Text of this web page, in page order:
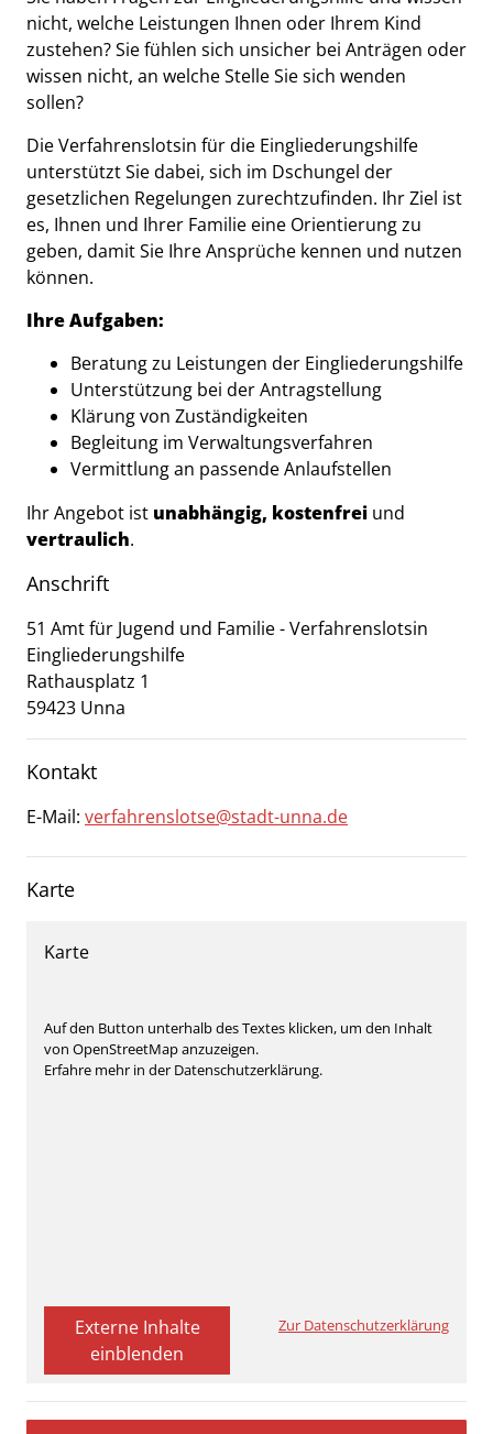
nicht, welche Leistungen Ihnen oder Ihrem Kind
zustehen? Sie fühlen sich unsicher bei Anträgen oder
wissen nicht, an welche Stelle Sie sich wenden
sollen?
Die Verfahrenslotsin für die Eingliederungshilfe
unterstützt Sie dabei, sich im Dschungel der
gesetzlichen Regelungen zurechtzufinden. Ihr Ziel ist
es, Ihnen und Ihrer Familie eine Orientierung zu
geben, damit Sie Ihre Ansprüche kennen und nutzen
können.
Ihre Aufgaben:
Beratung zu Leistungen der Eingliederungshilfe
Unterstützung bei der Antragstellung
Klärung von Zuständigkeiten
Begleitung im Verwaltungsverfahren
Vermittlung an passende Anlaufstellen
Ihr Angebot ist unabhängig, kostenfrei und
vertraulich.
Anschrift
51 Amt für Jugend und Familie - Verfahrenslotsin
Eingliederungshilfe
Rathausplatz 1
59423 Unna
Kontakt
E-Mail: verfahrenslotse@stadt-unna.de
Karte
Karte
Auf den Button unterhalb des Textes klicken, um den Inhalt
von OpenStreetMap anzuzeigen.
Erfahre mehr in der Datenschutzerklärung.
Externe Inhalte
einblenden
Zur Datenschutzerklärung